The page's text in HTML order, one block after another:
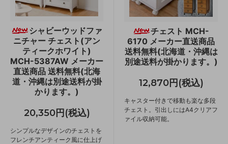
シャビーウッドファ
ニチャー チェスト(アン
ティークホワイト)
MCH-5387AW メーカー
直送商品 送料無料(北海
道・沖縄は別途送料が掛
かります。)
20,350円(税込)
シンプルなデザインのチェストを
フレンチアンティーク風に仕上げ
チェスト MCH-
6170 メーカー直送商品
送料無料(北海道・沖縄は
別途送料が掛かります。)
12,870円(税込)
キャスター付きで移動も楽な多段
チェスト。引出しにはA4クリアフ
ァイル収納可能。